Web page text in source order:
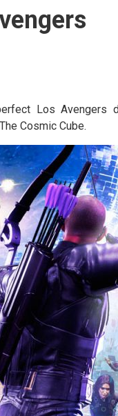
Los Avengers
Cosmic Cube.